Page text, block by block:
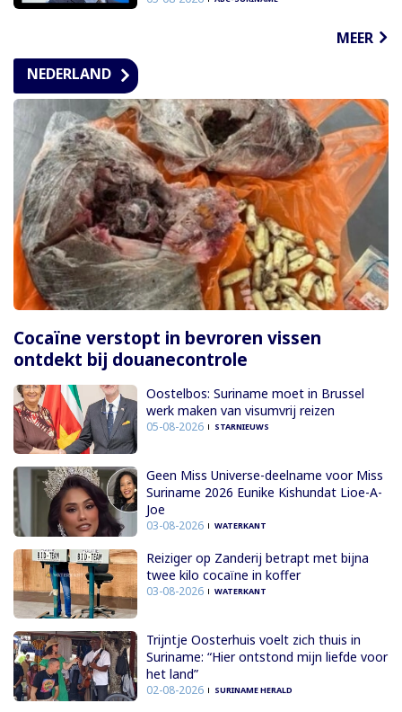
MEER
NEDERLAND
Cocaïne verstopt in bevroren vissen
ontdekt bij douanecontrole
Oostelbos: Suriname moet in Brussel
werk maken van visumvrij reizen
05-08-2026 STARNIEUWS
Geen Miss Universe-deelname voor Miss
Suriname 2026 Eunike Kishundat Lioe-A-
Joe
03-08-2026 WATERKANT
Reiziger op Zanderij betrapt met bijna
twee kilo cocaïne in koffer
03-08-2026 WATERKANT
Trijntje Oosterhuis voelt zich thuis in
Suriname: “Hier ontstond mijn liefde voor
het land”
02-08-2026 SURINAME HERALD